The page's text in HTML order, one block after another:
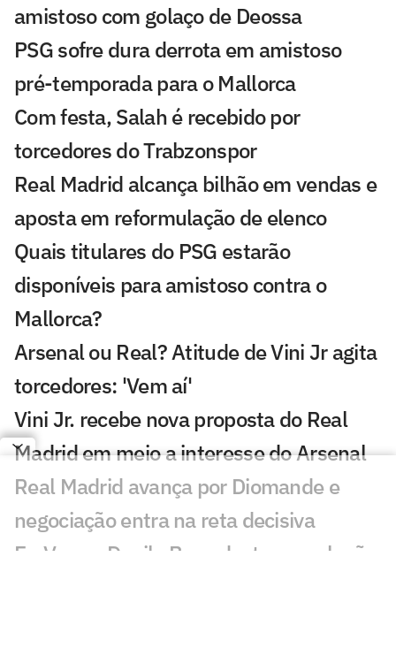
amistoso com golaço de Deossa
PSG sofre dura derrota em amistoso
pré-temporada para o Mallorca
Com festa, Salah é recebido por
torcedores do Trabzonspor
Real Madrid alcança bilhão em vendas e
aposta em reformulação de elenco
Quais titulares do PSG estarão
disponíveis para amistoso contra o
Mallorca?
Arsenal ou Real? Atitude de Vini Jr agita
torcedores: 'Vem aí'
Vini Jr. recebe nova proposta do Real
Madrid em meio a interesse do Arsenal
Real Madrid avança por Diomande e
negociação entra na reta decisiva
Ex-Vasco, Danilo Boza destaca evolução